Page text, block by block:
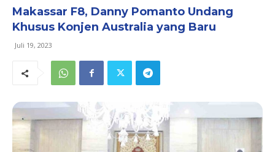
Makassar F8, Danny Pomanto Undang
Khusus Konjen Australia yang Baru
Juli 19, 2023